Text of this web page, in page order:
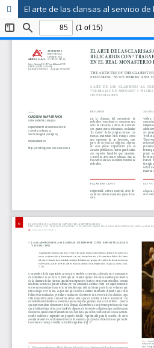
El arte de las clarisas al servicio